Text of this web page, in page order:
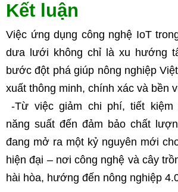
Kết luận
Việc ứng dụng công nghệ IoT
dưa lưới không chỉ là xu hướng
bước đột phá giúp nông nghiệp
xuất thông minh, chính xác và bền
-Từ việc giảm chi phí, tiết kiệm nhân công, tăng
năng suất đến đảm bảo chất
đang mở ra một kỷ nguyên mới
hiện đại – nơi công nghệ và cây
hài hòa, hướng đến nông nghiệp